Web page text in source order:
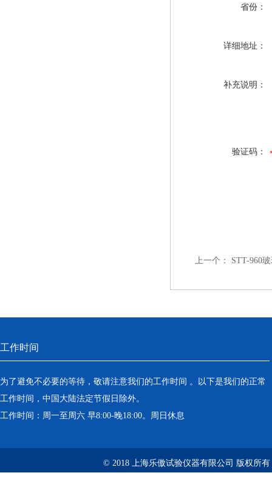
省份：
详细地址：
补充说明：
验证码：
上一个： STT-960
工作时间
为了避免不必要的等待，敬请注意我们的工作时间 。以下是我们的正常
工作时间，中国大陆法定节假日除外。
工作时间：周一至周六 早8:00-晚18:00。周日休息
© 2018 上海乐傲试验仪器有限公司 版权所